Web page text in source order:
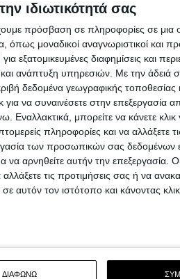
ιδιωτικότητά σας
πρόσβαση σε πληροφορίες σε
μοναδικοί αναγνωριστικοί και
εξατομικευμένες διαφημίσεις και
ανάπτυξη υπηρεσιών. Με την άδειά
δεδομένα γεωγραφικής τοποθεσίας
να συναινέσετε στην επεξεργασία
μπορείτε να κάνετε κλικ
πληροφορίες και να αλλάξετε
των προσωπικών σας δεδομένων
να αρνηθείτε αυτήν την επεξεργασία.
τις προτιμήσεις σας ή να
αυτόν τον ιστότοπο και κάνοντας
ΔΙΑΦΩΝΩ